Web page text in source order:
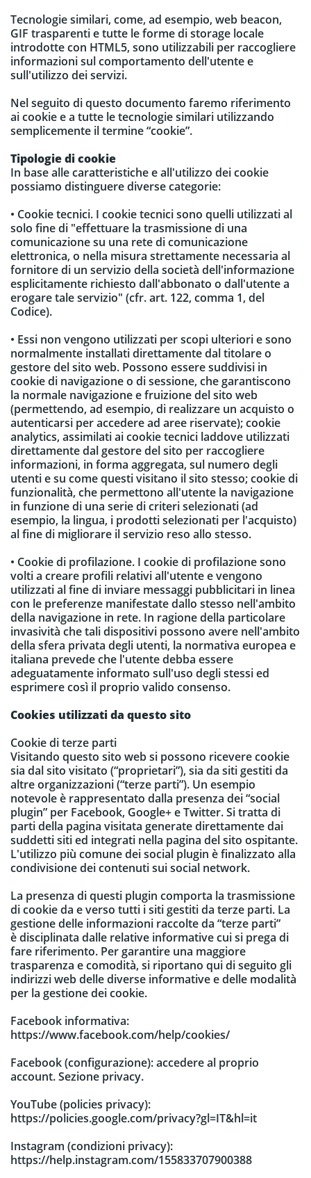
Tecnologie similari, come, ad esempio, web beacon,
GIF trasparenti e tutte le forme di storage locale
introdotte con HTML5, sono utilizzabili per raccogliere
informazioni sul comportamento dell'utente e
sull'utilizzo dei servizi.
Nel seguito di questo documento faremo riferimento
ai cookie e a tutte le tecnologie similari utilizzando
semplicemente il termine “cookie”.
Tipologie di cookie
In base alle caratteristiche e all'utilizzo dei cookie
possiamo distinguere diverse categorie:
• Cookie tecnici. I cookie tecnici sono quelli utilizzati al
solo fine di "effettuare la trasmissione di una
comunicazione su una rete di comunicazione
elettronica, o nella misura strettamente necessaria al
fornitore di un servizio della società dell'informazione
esplicitamente richiesto dall'abbonato o dall'utente a
erogare tale servizio" (cfr. art. 122, comma 1, del
Codice).
• Essi non vengono utilizzati per scopi ulteriori e sono
normalmente installati direttamente dal titolare o
gestore del sito web. Possono essere suddivisi in
cookie di navigazione o di sessione, che garantiscono
la normale navigazione e fruizione del sito web
(permettendo, ad esempio, di realizzare un acquisto o
autenticarsi per accedere ad aree riservate); cookie
analytics, assimilati ai cookie tecnici laddove utilizzati
direttamente dal gestore del sito per raccogliere
informazioni, in forma aggregata, sul numero degli
utenti e su come questi visitano il sito stesso; cookie di
funzionalità, che permettono all'utente la navigazione
in funzione di una serie di criteri selezionati (ad
esempio, la lingua, i prodotti selezionati per l'acquisto)
al fine di migliorare il servizio reso allo stesso.
• Cookie di profilazione. I cookie di profilazione sono
volti a creare profili relativi all'utente e vengono
utilizzati al fine di inviare messaggi pubblicitari in linea
con le preferenze manifestate dallo stesso nell'ambito
della navigazione in rete. In ragione della particolare
invasività che tali dispositivi possono avere nell'ambito
della sfera privata degli utenti, la normativa europea e
italiana prevede che l'utente debba essere
adeguatamente informato sull'uso degli stessi ed
esprimere così il proprio valido consenso.
Cookies utilizzati da questo sito
Cookie di terze parti
Visitando questo sito web si possono ricevere cookie
sia dal sito visitato (“proprietari”), sia da siti gestiti da
altre organizzazioni (“terze parti”). Un esempio
notevole è rappresentato dalla presenza dei “social
plugin” per Facebook, Google+ e Twitter. Si tratta di
parti della pagina visitata generate direttamente dai
suddetti siti ed integrati nella pagina del sito ospitante.
L'utilizzo più comune dei social plugin è finalizzato alla
condivisione dei contenuti sui social network.
La presenza di questi plugin comporta la trasmissione
di cookie da e verso tutti i siti gestiti da terze parti. La
gestione delle informazioni raccolte da “terze parti”
è disciplinata dalle relative informative cui si prega di
fare riferimento. Per garantire una maggiore
trasparenza e comodità, si riportano qui di seguito gli
indirizzi web delle diverse informative e delle modalità
per la gestione dei cookie.
Facebook informativa:
https://www.facebook.com/help/cookies/
Facebook (configurazione): accedere al proprio
account. Sezione privacy.
YouTube (policies privacy):
https://policies.google.com/privacy?gl=IT&hl=it
Instagram (condizioni privacy):
https://help.instagram.com/155833707900388